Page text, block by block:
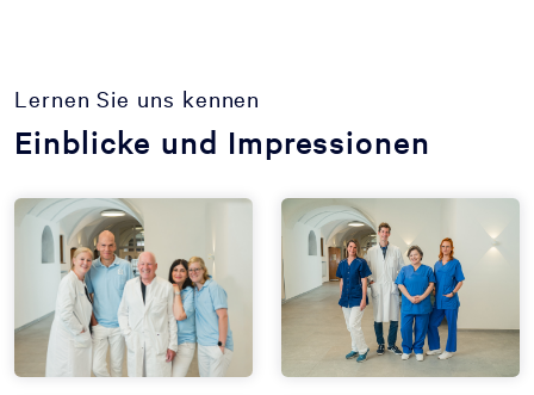
Lernen Sie uns kennen
Einblicke und Impressionen